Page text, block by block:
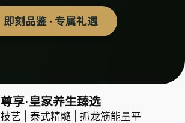
即刻品鉴 · 专属礼遇
尊享·皇家养生臻选
艺 | 泰式精髓 | 抓龙筋能量平